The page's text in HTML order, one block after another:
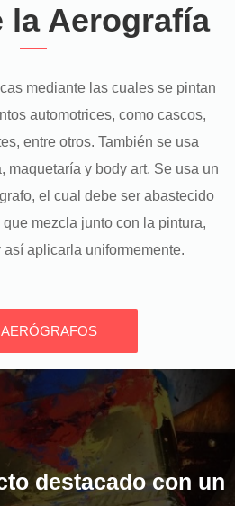
la Aerografía
mediante las cuales se pintan
automotrices, como cascos,
entre otros. También se usa
maquetaría y body art. Se usa un
el cual debe ser abastecido
mezcla junto con la pintura,
aplicarla uniformemente.
destacado con un